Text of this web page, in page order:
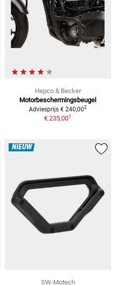
Hepco & Becker
Motorbeschermingsbeugel
Adviesprijs € 240,002
€ 235,001
NIEUW
SW-Motech